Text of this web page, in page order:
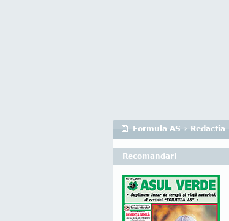
Formula AS › Redactia
Recomandari